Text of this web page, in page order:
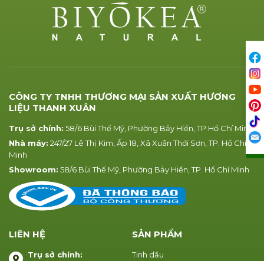
CÔNG TY TNHH THƯƠNG MẠI SẢN XUẤT HƯƠNG
LIỆU THANH XUÂN
Trụ sở chính: 58/6 Bùi Thế Mỹ, Phường Bảy Hiền, TP Hồ Chí Minh
Nhà máy: 247/27 Lê Thị Kim, Ấp 18, Xã Xuân Thới Sơn, TP. Hồ Chí
Minh
Showroom: 58/6 Bùi Thế Mỹ, Phường Bảy Hiền, TP. Hồ Chí Minh
SẢN PHẨM
Tinh dầu
LIÊN HỆ
Trụ sở chính: